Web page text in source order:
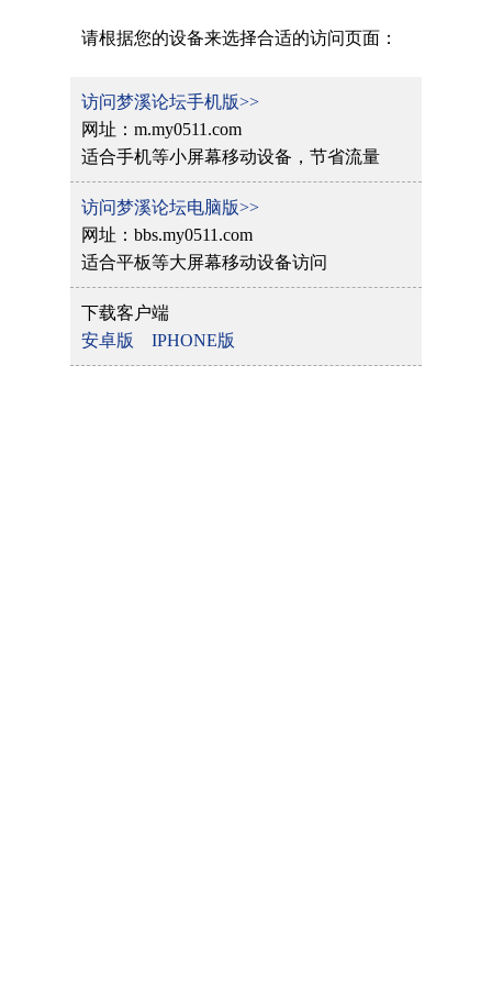
请根据您的设备来选择合适的访问页面：
访问梦溪论坛手机版>>
网址：m.my0511.com
适合手机等小屏幕移动设备，节省流量
访问梦溪论坛电脑版>>
网址：bbs.my0511.com
适合平板等大屏幕移动设备访问
下载客户端
安卓版
IPHONE版